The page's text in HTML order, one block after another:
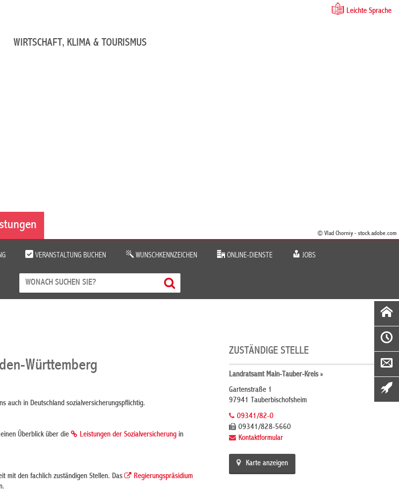
Leichte Sprache
WIRTSCHAFT, KLIMA & TOURISMUS
© Vlad Chorniy - stock.adobe.com
VERANSTALTUNG BUCHEN WUNSCHKENNZEICHEN ONLINE-DIENSTE JOBS
Württemberg
auch in Deutschland sozialversicherungspflichtig.
Überblick über die
Leistungen der Sozialversicherungin
mit den fachlich zuständigen Stellen. Das
Regierungspräsidium
ZUSTÄNDIGE STELLE
Landratsamt Main-Tauber-Kreis »
Gartenstraße 1
97941 Tauberbischofsheim
09341/82-0
09341/828-5660
Kontaktformular
Karte anzeigen